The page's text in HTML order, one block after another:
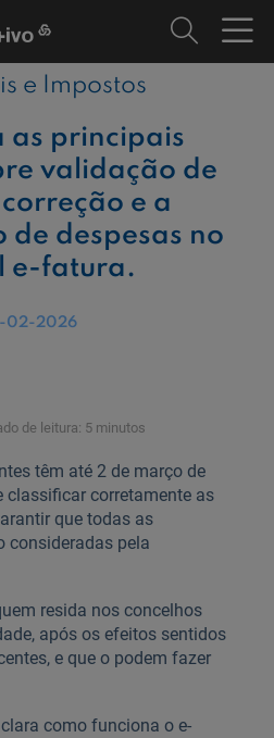
e Impostos
as principais
validação de
e a
de despesas no
e-fatura.
02-2026
de leitura: 5 minutos
têm até 2 de março de
classificar corretamente as
que todas as
consideradas pela
resida nos concelhos
após os efeitos sentidos
e que o podem fazer
como funciona o e-